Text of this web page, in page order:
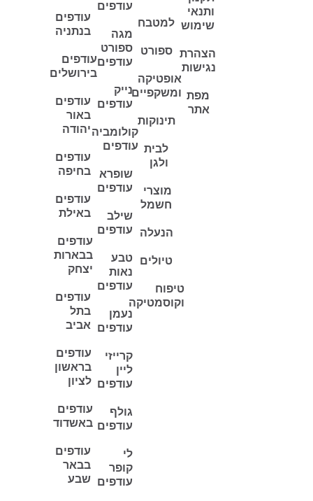
ותנאי
שימוש
הצהרת
נגישות
מפת
אתר
למטבח
ספורט
אופטיקה
ומשקפיים
תינוקות
לבית
ולגן
מוצרי
חשמל
הנעלה
טיולים
טיפוח
וקוסמטיקה
עודפים
מגה
ספורט
עודפים
נייק
עודפים
קולומביה
עודפים
שופרא
עודפים
שילב
עודפים
טבע
נאות
עודפים
נעמן
עודפים
קרייזי
ליין
עודפים
גולף
עודפים
לי
קופר
עודפים
עודפים
בנתניה
עודפים
בירושלים
עודפים
באור
יהודה
עודפים
בחיפה
עודפים
באילת
עודפים
בבארות
יצחק
עודפים
בתל
אביב
עודפים
בראשון
לציון
עודפים
באשדוד
עודפים
בבאר
שבע